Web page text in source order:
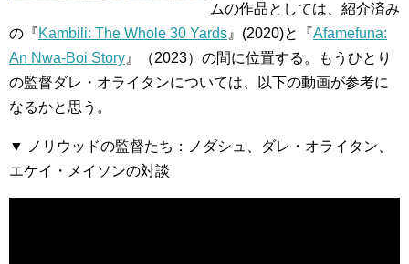
ムの作品としては、紹介済み
の『Kambili: The Whole 30 Yards 』(2020)と『Afamefuna:
An Nwa-Boi Story 』（2023）の間に位置する。もうひとり
の監督ダレ・オライタンについては、以下の動画が参考に
なるかと思う。
▼ ノリウッドの監督たち：ノダシュ、ダレ・オライタン、
エケイ・メイソンの対談